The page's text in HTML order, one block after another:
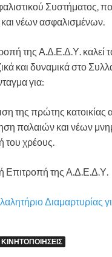
Συστήματος,
νέων ασφαλισμένων.
της Α.Δ.Ε.Δ.Υ. καλεί
και δυναμικά στο
για:
της πρώτης κατοικίας
παλαιών και νέων
του χρέους.
Επιτροπή της Α.Δ.Ε.Δ.Υ.
Διαμαρτυρίας
ΚΙΝΗΤΟΠΟΙΉΣΕΙΣ